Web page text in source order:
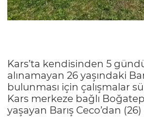
Kars’ta kendisinden 5
alınamayan 26 yaşındaki
bulunması için çalışmalar
Kars merkeze bağlı
yaşayan Barış Ceco’dan